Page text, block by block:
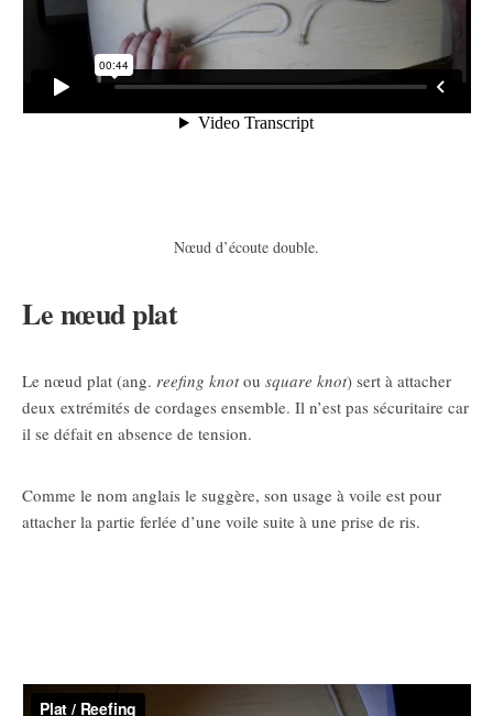
Nœud d’écoute double.
Le nœud plat
Le nœud plat (ang. reefing knotou square knot) sert à attacher
deux extrémités de cordages ensemble. Il n’est pas sécuritaire car
il se défait en absence de tension.
Comme le nom anglais le suggère, son usage à voile est pour
attacher la partie ferlée d’une voile suite à une prise de ris.